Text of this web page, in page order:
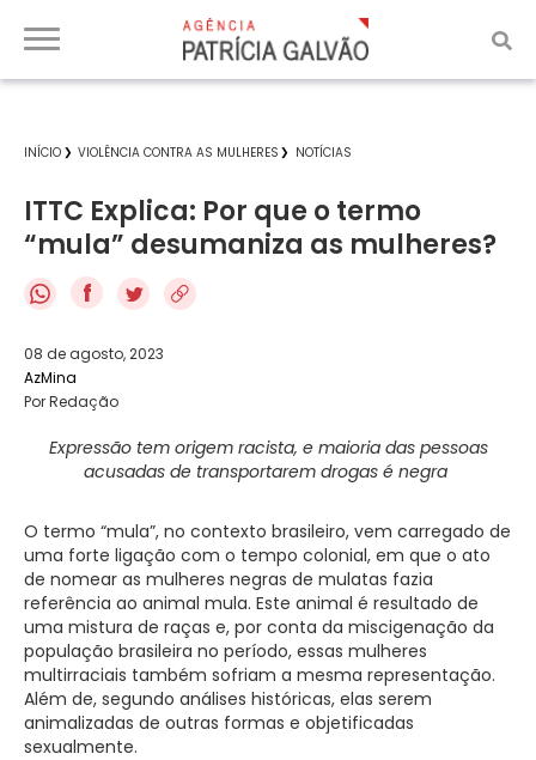
INÍCIO VIOLÊNCIA CONTRA AS MULHERES NOTÍCIAS
ITTC Explica: Por que o termo
“mula” desumaniza as mulheres?
f
08 de agosto, 2023
AzMina
Por Redação
Expressão tem origem racista, e maioria das pessoas
acusadas de transportarem drogas é negra
O termo “mula”, no contexto brasileiro, vem carregado de
uma forte ligação com o tempo colonial, em que o ato
de nomear as mulheres negras de mulatas fazia
referência ao animal mula. Este animal é resultado de
uma mistura de raças e, por conta da miscigenação da
população brasileira no período, essas mulheres
multirraciais também sofriam a mesma representação.
Além de, segundo análises históricas, elas serem
animalizadas de outras formas e objetificadas
sexualmente.